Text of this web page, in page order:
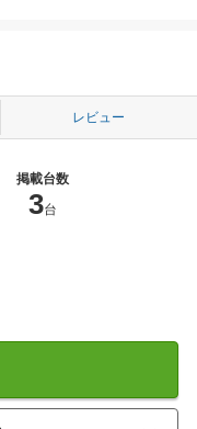
レビュー
掲載台数
3台